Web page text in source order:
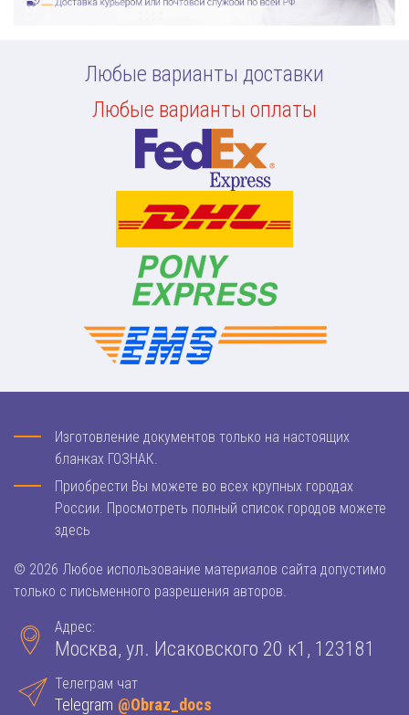
Любые варианты доставки
Любые варианты оплаты
Изготовление документов только на настоящих
бланках ГОЗНАК.
Приобрести Вы можете во всех крупных городах
России. Просмотреть полный список городов можете
здесь
© 2026 Любое использование материалов сайта допустимо
только с письменного разрешения авторов.
Адрес:
Москва, ул. Исаковского 20 к1, 123181
Телеграм чат
Telegram @Obraz_docs